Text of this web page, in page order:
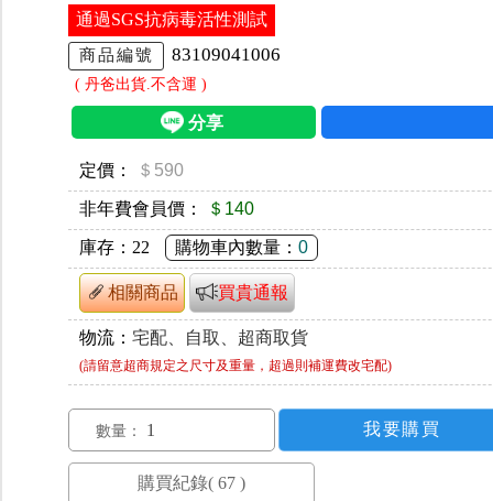
通過SGS抗病毒活性測試
商品編號 83109041006
( 丹爸出貨.不含運 )
定價： ＄590
非年費會員價： ＄140
庫存： 22 購物車內數量：0
相關商品 買貴通報
物流：宅配、自取、超商取貨
(請留意超商規定之尺寸及重量，超過則補運費改宅配)
數量：